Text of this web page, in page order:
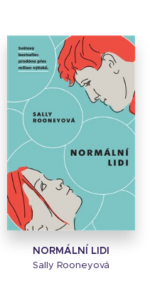
NORMÁLNÍ LIDI
Sally Rooneyová